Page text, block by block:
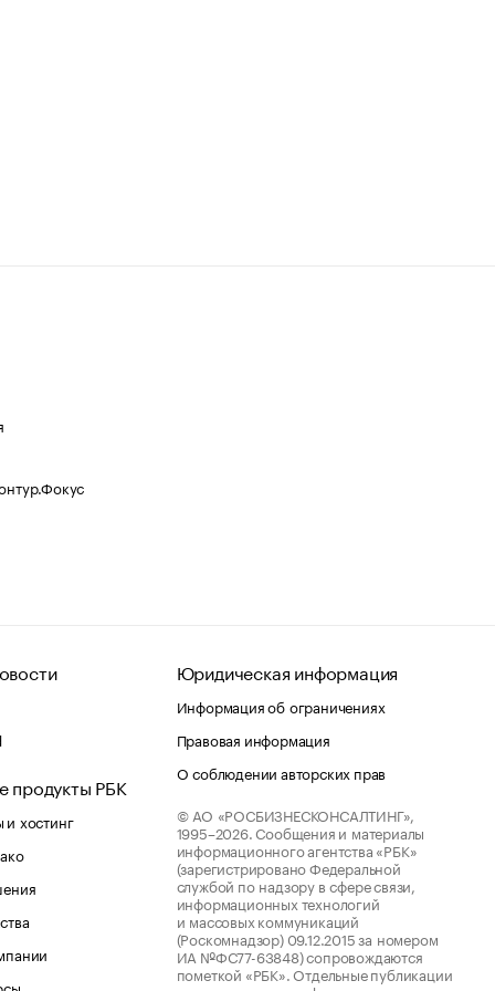
продукты РБК
хостинг
Юридическая информация
Информация об ограничениях
Правовая информация
О соблюдении авторских прав
© АО «РОСБИЗНЕСКОНСАЛТИНГ»,
1995–2026. Сообщения и материалы
информационного агентства «РБК»
(зарегистрировано Федеральной
службой по надзору в сфере связи,
информационных технологий
и массовых коммуникаций
(Роскомнадзор) 09.12.2015 за номером
ИА №ФС77-63848) сопровождаются
пометкой «РБК». Отдельные публикации